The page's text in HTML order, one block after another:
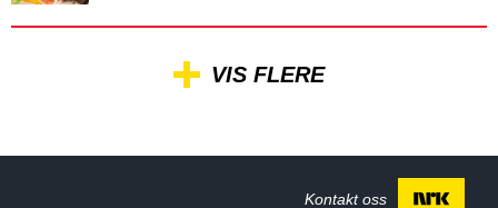
VIS FLERE
Kontakt oss